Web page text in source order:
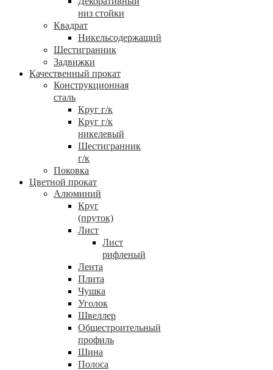
низ стойки
Квадрат
Никельсодержащий
Шестигранник
Задвижки
Качественный прокат
Конструкционная
сталь
Круг г/к
Круг г/к
никелевый
Шестигранник
г/к
Поковка
Цветной прокат
Алюминий
Круг
(пруток)
Лист
Лист
рифленый
Лента
Плита
Чушка
Уголок
Швеллер
Общестроительный
профиль
Шина
Полоса